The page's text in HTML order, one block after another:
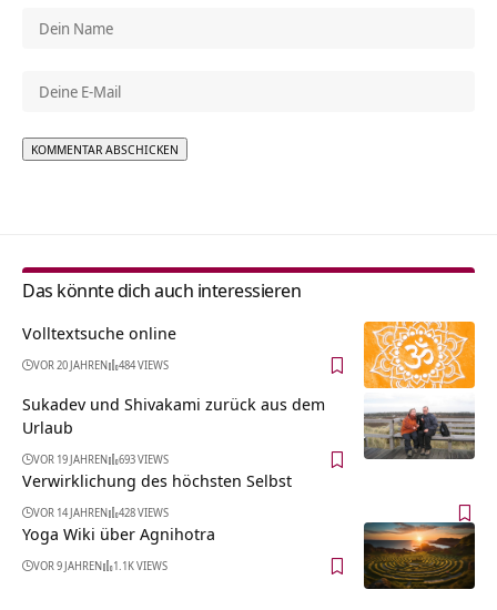
Das könnte dich auch interessieren
Volltextsuche online
VOR 20 JAHREN 484 VIEWS
Sukadev und Shivakami zurück aus dem
Urlaub
VOR 19 JAHREN 693 VIEWS
Verwirklichung des höchsten Selbst
VOR 14 JAHREN 428 VIEWS
Yoga Wiki über Agnihotra
VOR 9 JAHREN 1.1K VIEWS